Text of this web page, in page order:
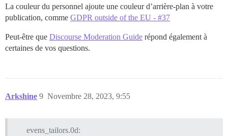
La couleur du personnel ajoute une couleur d’arrière-plan à votre
publication, comme GDPR outside of the EU - #37
Peut-être que Discourse Moderation Guide répond également à
certaines de vos questions.
Arkshine Novembre 28, 2023, 9:55
9
evens_tailors.0d: